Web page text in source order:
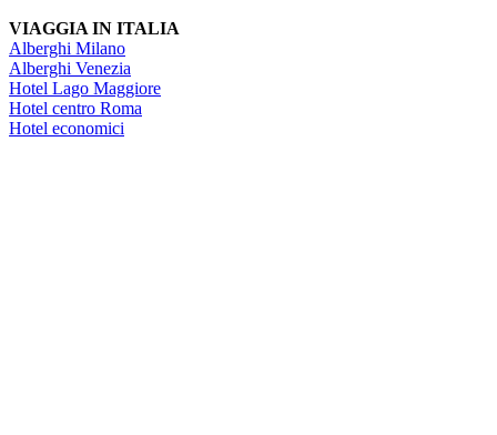
VIAGGIA IN ITALIA
Alberghi Milano
Alberghi Venezia
Hotel Lago Maggiore
Hotel centro Roma
Hotel economici